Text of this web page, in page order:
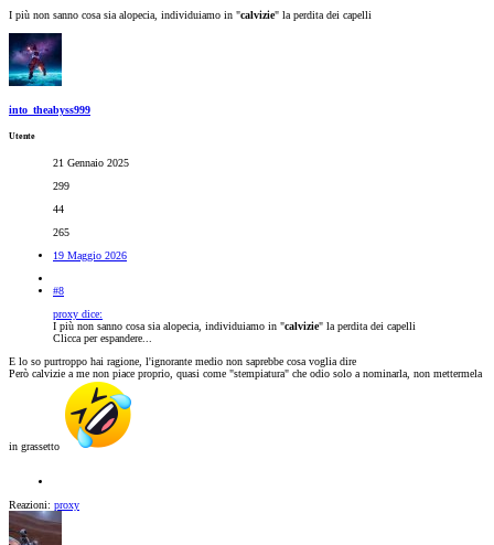
I più non sanno cosa sia alopecia, individuiamo in "calvizie" la perdita dei capelli
into_theabyss999
Utente
21 Gennaio 2025
299
44
265
19 Maggio 2026
#8
proxy dice:
I più non sanno cosa sia alopecia, individuiamo in "calvizie" la perdita dei capelli
Clicca per espandere...
E lo so purtroppo hai ragione, l'ignorante medio non saprebbe cosa voglia dire
Però calvizie a me non piace proprio, quasi come "stempiatura" che odio solo a nominarla, non mettermela
in grassetto
Reazioni: proxy